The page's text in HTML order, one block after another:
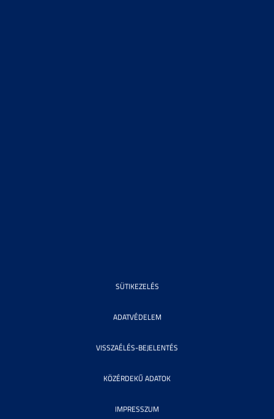
SÜTIKEZELÉS
ADATVÉDELEM
VISSZAÉLÉS-BEJELENTÉS
KÖZÉRDEKŰ ADATOK
IMPRESSZUM